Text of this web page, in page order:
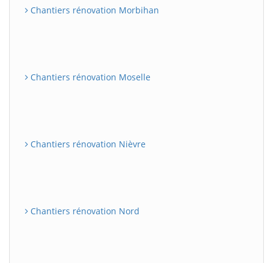
Chantiers rénovation Morbihan
Chantiers rénovation Moselle
Chantiers rénovation Nièvre
Chantiers rénovation Nord